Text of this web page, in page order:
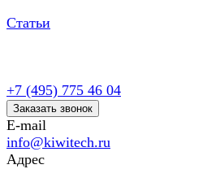
Статьи
+7 (495) 775 46 04
Заказать звонок
E-mail
info@kiwitech.ru
Адрес